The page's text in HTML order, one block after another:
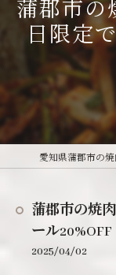
蒲郡市の
日限定
蒲郡市の焼
ール20%OFF
2025/04/02